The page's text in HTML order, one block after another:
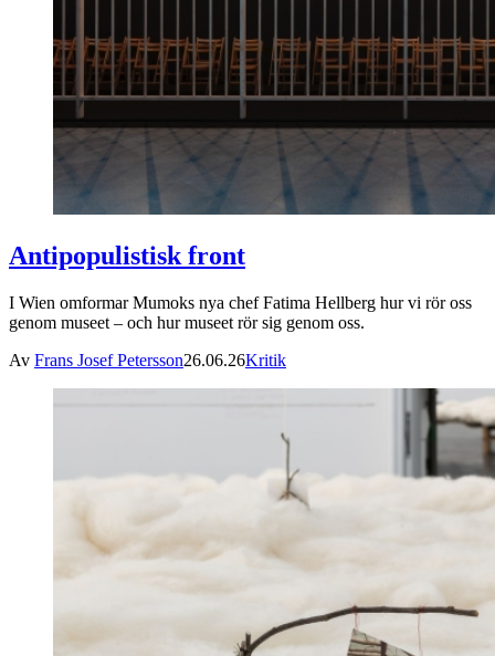
Antipopulistisk front
I Wien omformar Mumoks nya chef Fatima Hellberg hur vi rör oss
genom museet – och hur museet rör sig genom oss.
Av Frans Josef Petersson26.06.26Kritik